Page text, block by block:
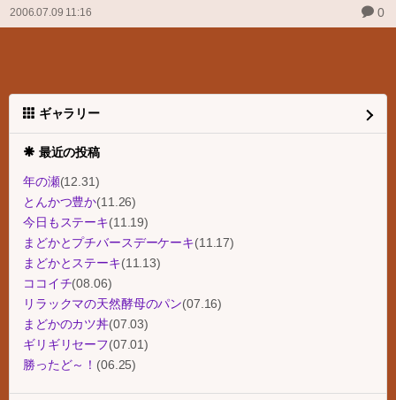
2006.07.09 11:16 0
ギャラリー
最近の投稿
年の瀬(12.31)
とんかつ豊か(11.26)
今日もステーキ(11.19)
まどかとプチバースデーケーキ(11.17)
まどかとステーキ(11.13)
ココイチ(08.06)
リラックマの天然酵母のパン(07.16)
まどかのカツ丼(07.03)
ギリギリセーフ(07.01)
勝ったど～！ (06.25)